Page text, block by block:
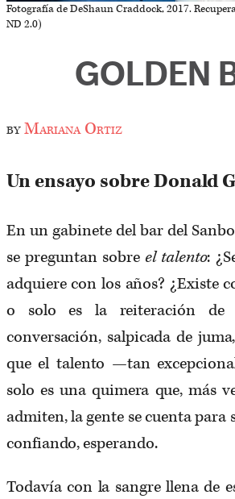
Fotografía de DeShaun Craddock, 2017.
ND 2.0)
GOLDEN
byMariana Ortiz
Un ensayo sobre Donald
En un gabinete del bar del
se preguntan sobre el talento:
adquiere con los años? ¿Existe
o solo es la reiteración de
conversación, salpicada de
que el talento —tan
solo es una quimera que, más
admiten, la gente se cuenta para
confiando, esperando.
Todavía con la sangre llena de